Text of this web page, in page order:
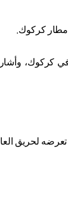
مطار كركوك
كركوك،
لحريق